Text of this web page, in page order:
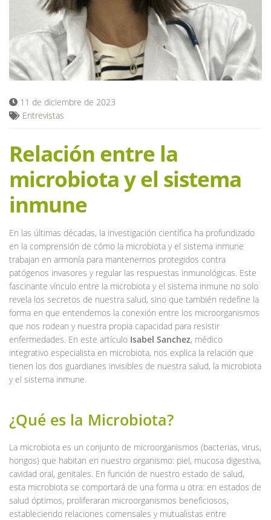
Blog
11 de diciembre de 2023
Entrevistas
Relación entre la
microbiota y el sistema
inmune
En las últimas décadas, la investigación científica ha profundizado
en la comprensión de cómo la microbiota y el sistema inmune
trabajan en armonía para mantenernos protegidos contra
patógenos invasores y regular las respuestas inmunológicas. Este
fascinante vínculo entre la microbiota y el sistema inmune no solo
revela los secretos de nuestra salud, sino que también redefine la
forma en que entendemos la conexión entre los microorganismos
que nos rodean y nuestra propia capacidad para resistir
enfermedades. En este artículo Isabel Sanchez, médico
integrativo especialista en microbiota, nos explica la relación que
tienen los dos guardianes invisibles de nuestra salud, la microbiota
y el sistema inmune.
¿Qué es la Microbiota?
La microbiota es un conjunto de microorganismos (bacterias, virus,
hongos) que habitan en nuestro organismo: piel, mucosa digestiva,
cavidad oral, genitales. En función de nuestro estado de salud,
esta microbiota se comportará de una forma u otra: en estados de
salud óptimos, proliferaran microorganismos beneficiosos,
estableciendo relaciones comensales y mutualistas entre